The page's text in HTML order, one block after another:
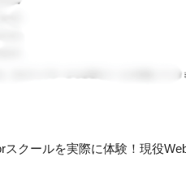
スクールを実際に体験！現役